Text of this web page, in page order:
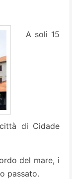
A soli 15
di Cidade
del mare, i
passato.